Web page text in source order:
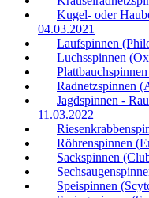
Kugel- oder
04.03.2021
Laufspinnen
Luchsspinnen
Radnetzspinnen
Jagdspinnen -
11.03.2022
Röhrenspinnen
Sackspinnen
Speispinnen